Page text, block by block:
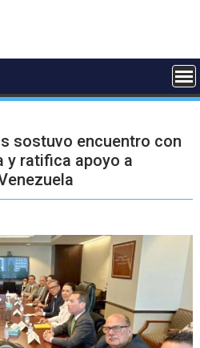
sostuvo encuentro con
y ratifica apoyo a